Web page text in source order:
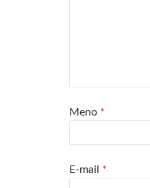
Meno *
E-mail *